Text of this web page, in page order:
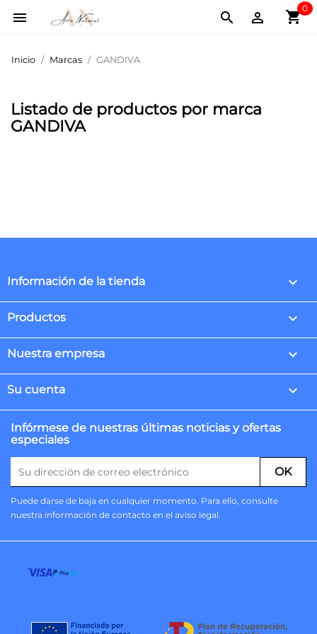
 shopping_cart
0


Inicio Marcas GANDIVA
Listado de productos por marca
GANDIVA
Información de la tienda keyboard_arrow_down
Productos 
Nuestra empresa 
Su cuenta 
Infórmese de nuestras últimas noticias y ofertas
especiales
Puede darse de baja en cualquier momento. Para ello, consulte
nuestra información de contacto en el aviso legal.